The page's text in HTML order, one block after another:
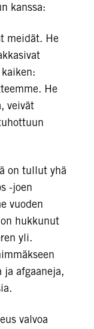
kanssa:
meidät. He
He
veivät
on tullut yhä
-joen
vuoden
hukkunut
yli.
ja afgaaneja,
valvoa